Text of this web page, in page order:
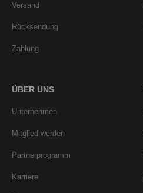
Versand
Rücksendung
Zahlung
ÜBER UNS
Unternehmen
Mitglied werden
Partnerprogramm
Karriere